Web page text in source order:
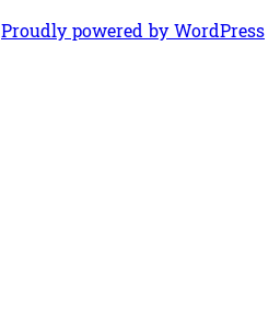
Proudly powered by WordPress